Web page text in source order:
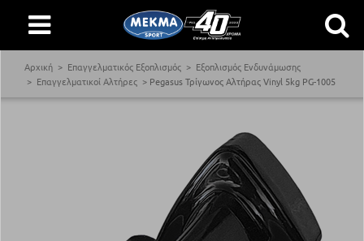
Αρχική Επαγγελματικός Εξοπλισμός
Εξοπλισμός Ενδυνάμωσης
Επαγγελματικοί Αλτήρες
Pegasus Τρίγωνος Αλτήρας Vinyl 5kg PG-1005